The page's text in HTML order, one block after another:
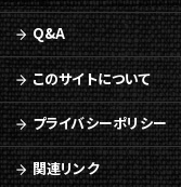
Q&A
このサイトについて
プライバシーポリシー
関連リンク